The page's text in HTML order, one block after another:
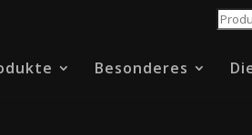
Suche
nach:
Besonderes